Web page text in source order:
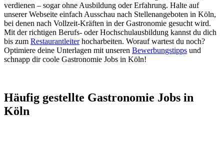
verdienen – sogar ohne Ausbildung oder Erfahrung. Halte auf
unserer Webseite einfach Ausschau nach Stellenangeboten in Köln,
bei denen nach Vollzeit-Kräften in der Gastronomie gesucht wird.
Mit der richtigen Berufs- oder Hochschulausbildung kannst du dich
bis zum Restaurantleiterhocharbeiten. Worauf wartest du noch?
Optimiere deine Unterlagen mit unseren Bewerbungstipps und
schnapp dir coole Gastronomie Jobs in Köln!
Häufig gestellte Gastronomie Jobs in
Köln